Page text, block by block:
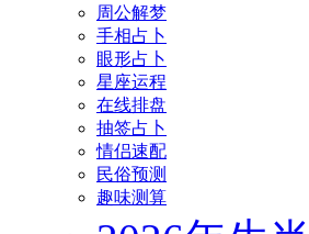
周公解梦
手相占卜
眼形占卜
星座运程
在线排盘
抽签占卜
情侣速配
民俗预测
趣味测算